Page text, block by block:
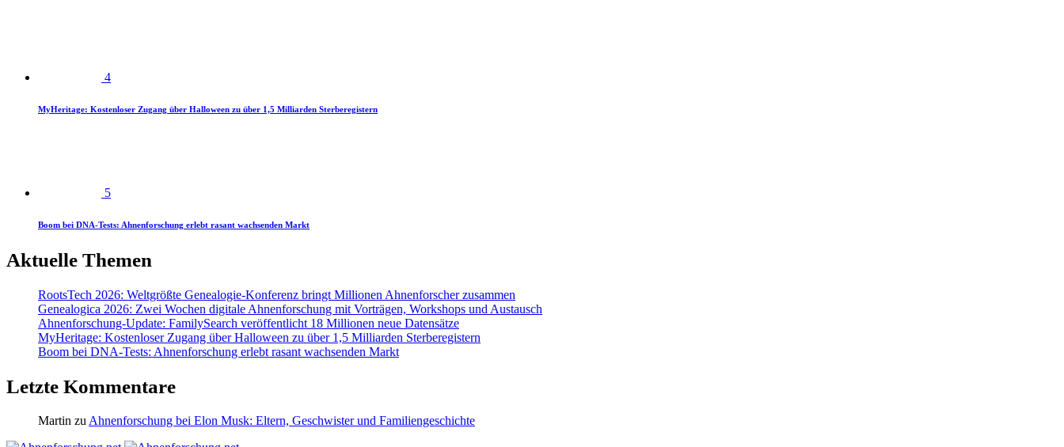
4
MyHeritage: Kostenloser Zugang über Halloween zu über 1,5 Milliarden Sterberegistern
5
Boom bei DNA-Tests: Ahnenforschung erlebt rasant wachsenden Markt
Aktuelle Themen
RootsTech 2026: Weltgrößte Genealogie-Konferenz bringt Millionen Ahnenforscher zusammen
Genealogica 2026: Zwei Wochen digitale Ahnenforschung mit Vorträgen, Workshops und Austausch
Ahnenforschung-Update: FamilySearch veröffentlicht 18 Millionen neue Datensätze
MyHeritage: Kostenloser Zugang über Halloween zu über 1,5 Milliarden Sterberegistern
Boom bei DNA-Tests: Ahnenforschung erlebt rasant wachsenden Markt
Letzte Kommentare
Martin zuAhnenforschung bei Elon Musk: Eltern, Geschwister und Familiengeschichte